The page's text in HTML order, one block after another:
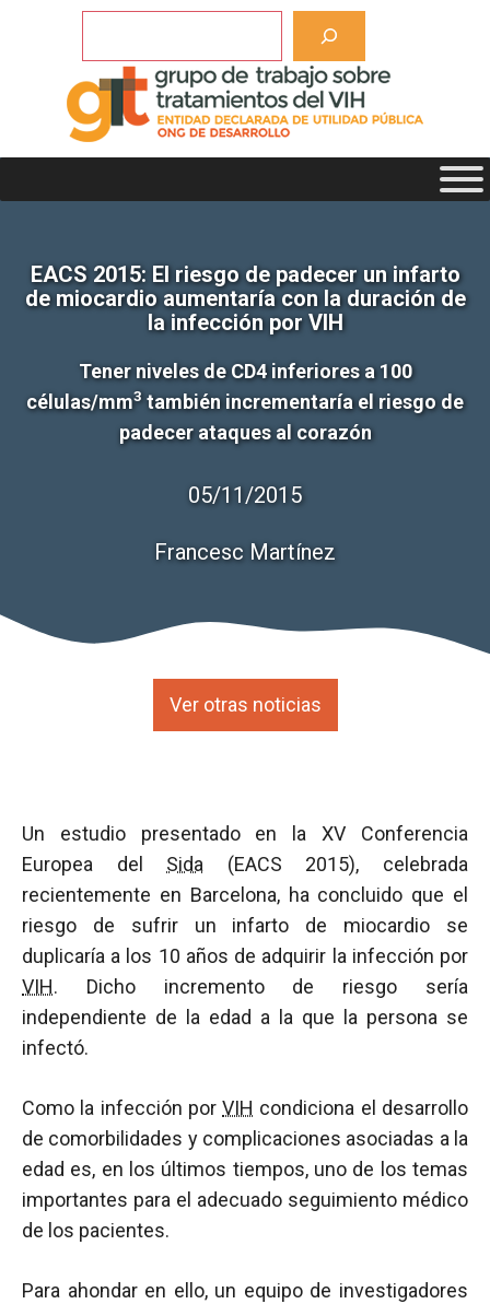
EACS 2015: El riesgo de padecer un infarto
de miocardio aumentaría con la duración de
la infección por VIH
Tener niveles de CD4 inferiores a 100
células/mm3también incrementaría el riesgo de
padecer ataques al corazón
05/11/2015
Francesc Martínez
Ver otras noticias
Un estudio presentado en la XV Conferencia
Europea del Sida (EACS 2015), celebrada
recientemente en Barcelona, ha concluido que el
riesgo de sufrir un infarto de miocardio se
duplicaría a los 10 años de adquirir la infección por
VIH. Dicho incremento de riesgo sería
independiente de la edad a la que la persona se
infectó.
Como la infección porVIH condiciona el desarrollo
de comorbilidades y complicaciones asociadas a la
edad es, en los últimos tiempos, uno de los temas
importantes para el adecuado seguimiento médico
de los pacientes.
Para ahondar en ello, un equipo de investigadores